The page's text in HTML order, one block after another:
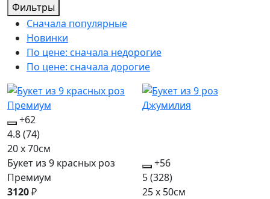
Фильтры
Сначала популярные
Новинки
По цене: сначала недорогие
По цене: сначала дорогие
+62
4.8(74)
20 x 70см
Букет из 9 красных роз
Премиум
3120₽
+56
5(328)
25 x 50см